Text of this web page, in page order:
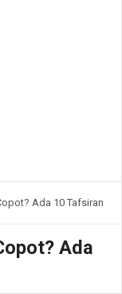
Ada 10 Tafsiran
Ada